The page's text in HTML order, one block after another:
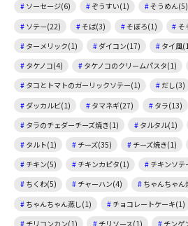
ソーセージ(6)
ぞうすい(1) そうめん(5)
ソテー(22)
そば(3) そぼろ(1) そ
ターメリック(1)
ダイコン(17) タイ風
タケノコ(4)
タケノコのクリームパスタ(1)
タコとトマトのガーリックソテー(1)
だし(3)
ダッカルビ(1)
タマネギ(27)
タラ(13)
タラのチェダーチーズ焼き(1)
タルタル(1)
タルト(1)
チーズ(35) チーズ焼き(1)
チキン(5)
チキンカピタ(1) チキンソテ
ちくわ(5)
チャーハン(4)
ちゃんちゃん
ちゃんちゃん蒸し(1)
チョコレートケーキ(1)
チリコンカン(1)
チリソース(1) チンゲ